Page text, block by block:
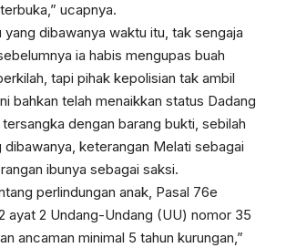
ucapnya.
yang dibawanya waktu itu, tak sengaja
ia habis mengupas buah
tapi pihak kepolisian tak ambil
bahkan telah menaikkan status Dadang
dengan barang bukti, sebilah
dibawanya, keterangan Melati sebagai
ibunya sebagai saksi.
perlindungan anak, Pasal 76e
ayat 2 Undang-Undang (UU) nomor 35
ancaman minimal 5 tahun kurungan,”